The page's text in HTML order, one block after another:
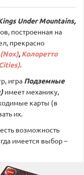
Under Mountains,
построенная на
прекрасно
, Колоретто
.
игра Подземные
имеет механику,
карты (в
их.
возможность
имеется выбор –